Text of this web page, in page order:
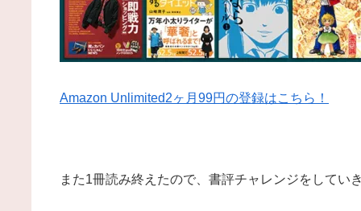
Amazon Unlimited2ヶ月99円の登録はこちら！
また1冊読み終えたので、書評チャレンジをしてい